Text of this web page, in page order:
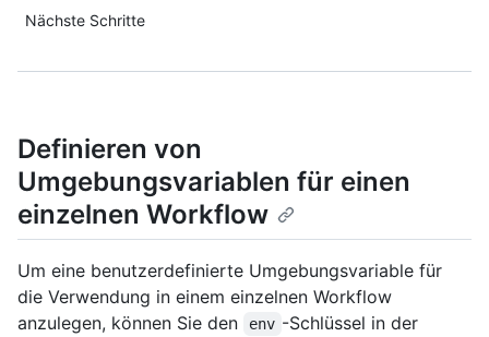
Nächste Schritte
Definieren von
Umgebungsvariablen für einen
einzelnen Workflow
Um eine benutzerdefinierte Umgebungsvariable für
die Verwendung in einem einzelnen Workflow
anzulegen, können Sie den
env -Schlüssel in der